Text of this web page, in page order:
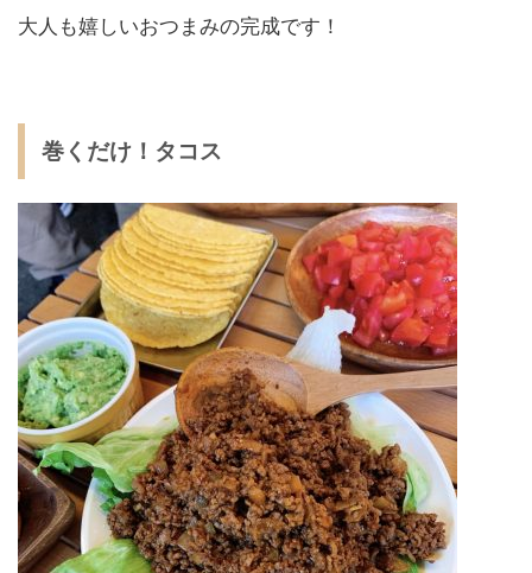
大人も嬉しいおつまみの完成です！
巻くだけ！タコス